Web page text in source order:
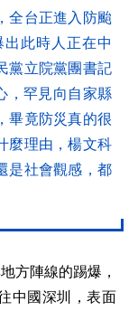
全台正進入防颱
此時人正在中
黨立院黨團書記
，罕見向自家縣
畢竟防災真的很
麼理由，楊文科
是社會觀感，都
方陣線的踢爆，
中國深圳，表面